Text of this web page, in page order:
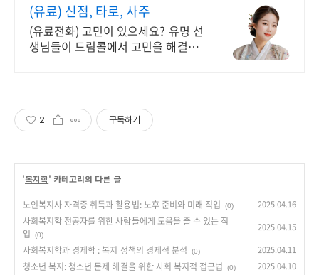
(유료) 신점, 타로, 사주
(유료전화) 고민이 있으세요? 유명 선
생님들이 드림콜에서 고민을 해결해
2 구독하기
'복지학' 카테고리의 다른 글
노인복지사 자격증 취득과 활용법: 노후 준비와 미래 직업 (0) 2025.04.16
사회복지학 전공자를 위한 사람들에게 도움을 줄 수 있는 직
업
(0)
2025.04.15
사회복지학과 경제학 : 복지 정책의 경제적 분석 (0) 2025.04.11
청소년 복지: 청소년 문제 해결을 위한 사회 복지적 접근법 (0) 2025.04.10